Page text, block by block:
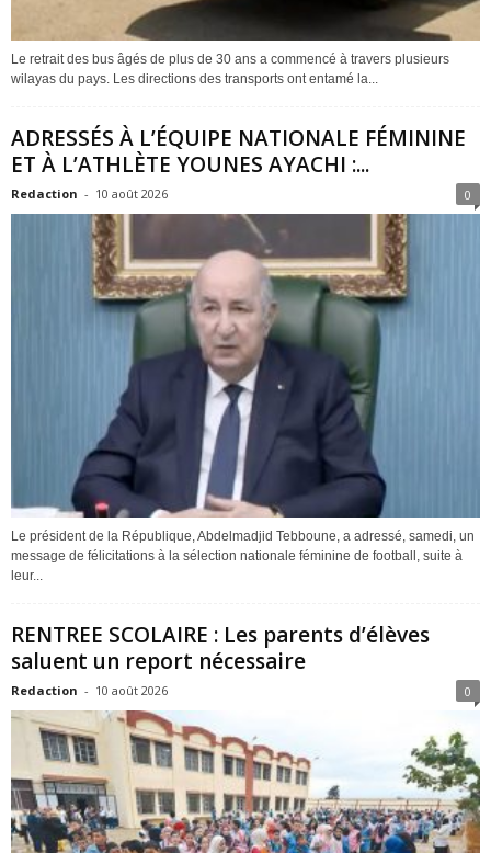
Le retrait des bus âgés de plus de 30 ans a commencé à travers plusieurs
wilayas du pays. Les directions des transports ont entamé la...
ADRESSÉS À L’ÉQUIPE NATIONALE FÉMININE
ET À L’ATHLÈTE YOUNES AYACHI :...
Redaction - 10 août 2026 0
Le président de la République, Abdelmadjid Tebboune, a adressé, samedi, un
message de félicitations à la sélection nationale féminine de football, suite à
leur...
RENTREE SCOLAIRE : Les parents d’élèves
saluent un report nécessaire
Redaction - 10 août 2026 0